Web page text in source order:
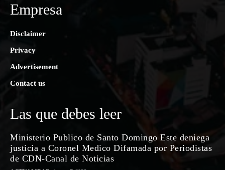
Empresa
Disclaimer
Privacy
Advertisement
Contact us
Las que debes leer
Ministerio Publico de Santo Domingo Este deniega
justicia a Coronel Medico Difamada por Periodistas
de CDN-Canal de Noticias